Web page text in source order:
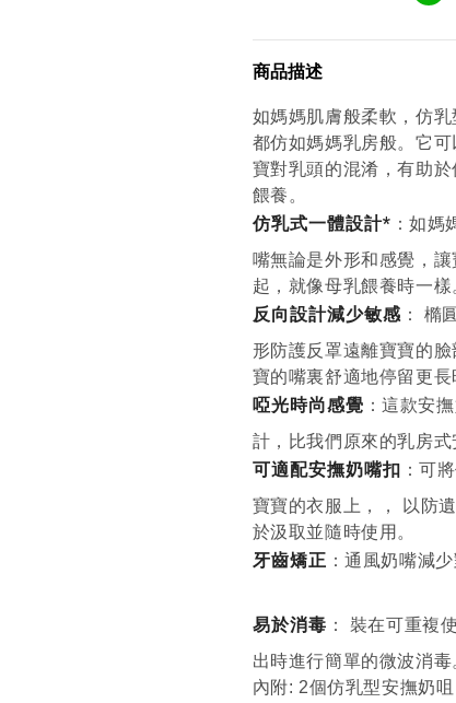
商品描述
如媽媽肌膚般柔軟，仿
都仿如媽媽乳房般。它
寶對乳頭的混淆，有助
餵養。
仿乳式一體設計* ：如媽
嘴無論是外形和感覺，
起，就像母乳餵養時一樣
反向設計減少敏感 ： 橢
形防護反罩遠離寶寶的
寶的嘴裏舒適地停留更長
啞光時尚感覺 ：這款安
計，比我們原來的乳房
可適配安撫奶嘴扣 ：可
寶寶的衣服上，， 以防
於汲取並隨時使用。
牙齒矯正 ：通風奶嘴減
易於消毒 ： 裝在可重複
出時進行簡單的微波消毒
內附: 2個仿乳型安撫奶